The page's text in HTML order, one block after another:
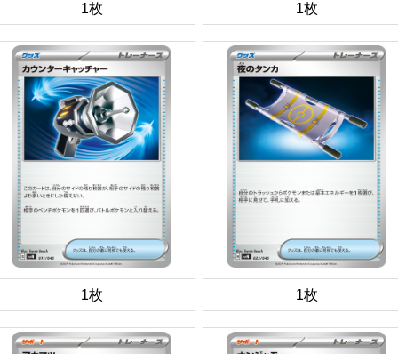
1枚 1枚
1枚 1枚